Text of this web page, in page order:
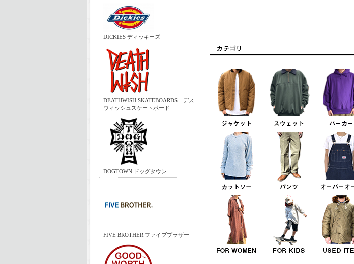
DICKIES ディッキーズ
DEATHWISH SKATEBOARDS デス
ウィッシュスケートボード
DOGTOWN ドッグタウン
FIVE BROTHER ファイブブラザー